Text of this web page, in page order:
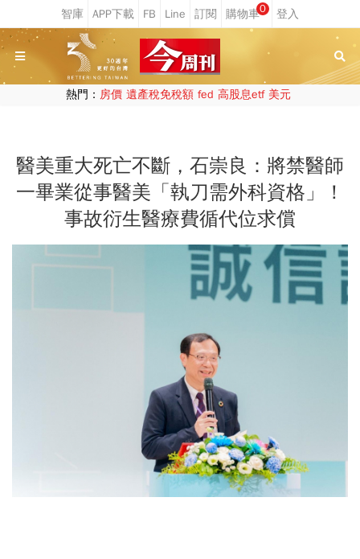
0
熱門： 房價 遺產稅免稅額 fed 高股息etf 美元
醫美重大死亡不斷，石崇良：將禁醫師
一畢業從事醫美「執刀需外科資格」！
事故衍生醫療費循代位求償